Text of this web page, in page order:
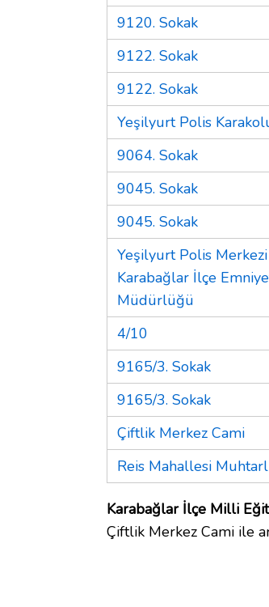
9120. Sokak
9122. Sokak
9122. Sokak
Yeşilyurt Polis
9064. Sokak
9045. Sokak
9045. Sokak
Yeşilyurt Polis Merkezi
Karabağlar İlçe
Müdürlüğü
4/10
9165/3. Sokak
9165/3. Sokak
Çiftlik Merkez Cami
Reis Mahallesi
Karabağlar İlçe Milli
Çiftlik Merkez Cami ile